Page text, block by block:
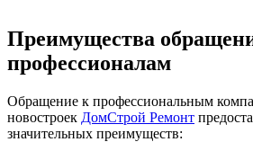
Преимущества
профессионалам
Обращение к профессиональным
новостроек ДомСтрой Ремонт
значительных преимуществ: